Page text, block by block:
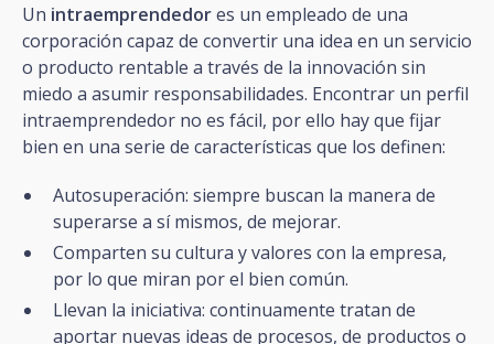
Un intraemprendedores un empleado de una
corporación capaz de convertir una idea en un servicio
o producto rentable a través de la innovación sin
miedo a asumir responsabilidades. Encontrar un perfil
intraemprendedor no es fácil, por ello hay que fijar
bien en una serie de características que los definen:
Autosuperación: siempre buscan la manera de
superarse a sí mismos, de mejorar.
Comparten su cultura y valores con la empresa,
por lo que miran por el bien común.
Llevan la iniciativa: continuamente tratan de
aportar nuevas ideas de procesos, de productos o